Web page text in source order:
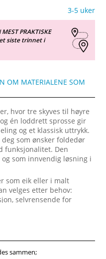
3-5 uker
PRAKTISKE
siste trinnet i
OM MATERIALENE SOM
hvor tre skyves til høyre
én loddrett sprosse gir
og et klassisk uttrykk.
som ønsker foldedør
funksjonalitet. Den
som innvendig løsning i
som eik eller i malt
velges etter behov:
selvrensende for
for roligere innemiljø.
i hele Norge.
sammen;